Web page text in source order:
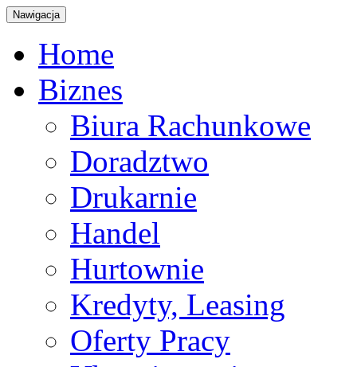
Nawigacja
Home
Biznes
Biura Rachunkowe
Doradztwo
Drukarnie
Handel
Hurtownie
Kredyty, Leasing
Oferty Pracy